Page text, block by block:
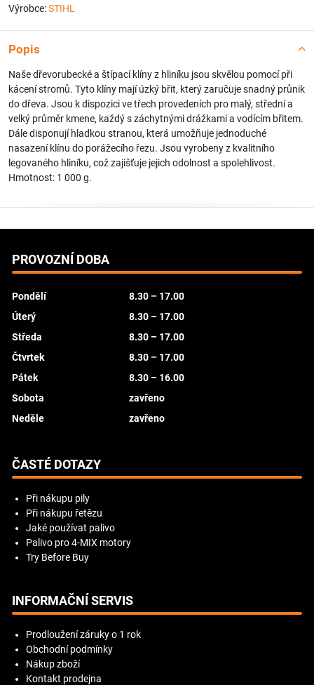
Výrobce:STIHL
Popis
Naše dřevorubecké a štípací klíny z hliníku jsou skvělou pomocí při
kácení stromů. Tyto klíny mají úzký břit, který zaručuje snadný průnik
do dřeva. Jsou k dispozici ve třech provedeních pro malý, střední a
velký průměr kmene, každý s záchytnými drážkami a vodícím břitem.
Dále disponují hladkou stranou, která umožňuje jednoduché
nasazení klínu do porážecího řezu. Jsou vyrobeny z kvalitního
legovaného hliníku, což zajišťuje jejich odolnost a spolehlivost.
Hmotnost: 1 000 g.
PROVOZNÍ DOBA
Pondělí
8.30 – 17.00
Úterý
8.30 – 17.00
Středa
8.30 – 17.00
Čtvrtek
8.30 – 17.00
Pátek
8.30 – 16.00
Sobota
zavřeno
Neděle
zavřeno
ČASTÉ DOTAZY
Při nákupu pily
Při nákupu řetězu
Jaké používat palivo
Palivo pro 4-MIX motory
Try Before Buy
INFORMAČNÍ SERVIS
Prodloužení záruky o 1 rok
Obchodní podmínky
Nákup zboží
Kontakt prodejna